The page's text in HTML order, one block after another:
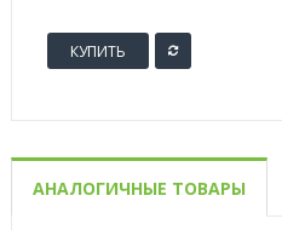
КУПИТЬ
АНАЛОГИЧНЫЕ ТОВАРЫ